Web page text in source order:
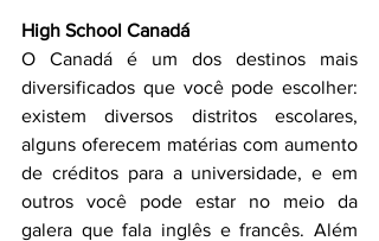
High School Canadá
O Canadá é um dos destinos mais
diversificados que você pode escolher:
existem diversos distritos escolares,
alguns oferecem matérias com aumento
de créditos para a universidade, e em
outros você pode estar no meio da
galera que fala inglês e francês. Além